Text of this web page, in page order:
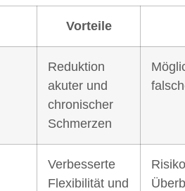
Vorteile
Reduktion
akuter und
chronischer
Schmerzen
Verbesserte
Flexibilität und